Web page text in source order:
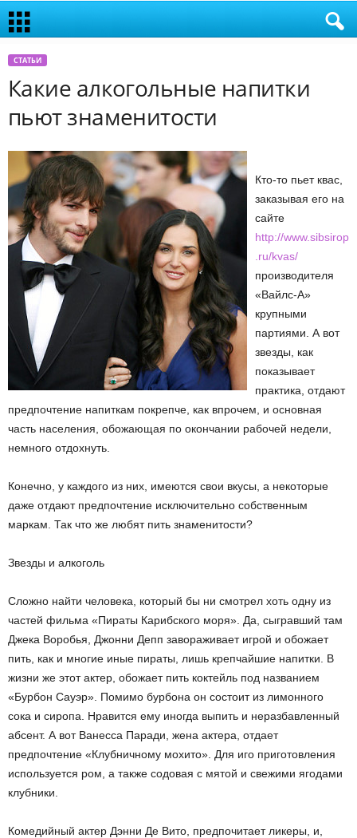
СТАТЬИ
Какие алкогольные напитки
пьют знаменитости
Кто-то пьет квас,
заказывая его на
сайте
http://www.sibsirop
.ru/kvas/
производителя
«Вайлс-А»
крупными
партиями. А вот
звезды, как
показывает
практика, отдают
предпочтение напиткам покрепче, как впрочем, и основная
часть населения, обожающая по окончании рабочей недели,
немного отдохнуть.
Конечно, у каждого из них, имеются свои вкусы, а некоторые
даже отдают предпочтение исключительно собственным
маркам. Так что же любят пить знаменитости?
Звезды и алкоголь
Сложно найти человека, который бы ни смотрел хоть одну из
частей фильма «Пираты Карибского моря». Да, сыгравший там
Джека Воробья, Джонни Депп завораживает игрой и обожает
пить, как и многие иные пираты, лишь крепчайшие напитки. В
жизни же этот актер, обожает пить коктейль под названием
«Бурбон Сауэр». Помимо бурбона он состоит из лимонного
сока и сиропа. Нравится ему иногда выпить и неразбавленный
абсент. А вот Ванесса Паради, жена актера, отдает
предпочтение «Клубничному мохито». Для иго приготовления
используется ром, а также содовая с мятой и свежими ягодами
клубники.
Комедийный актер Дэнни Де Вито, предпочитает ликеры, и,